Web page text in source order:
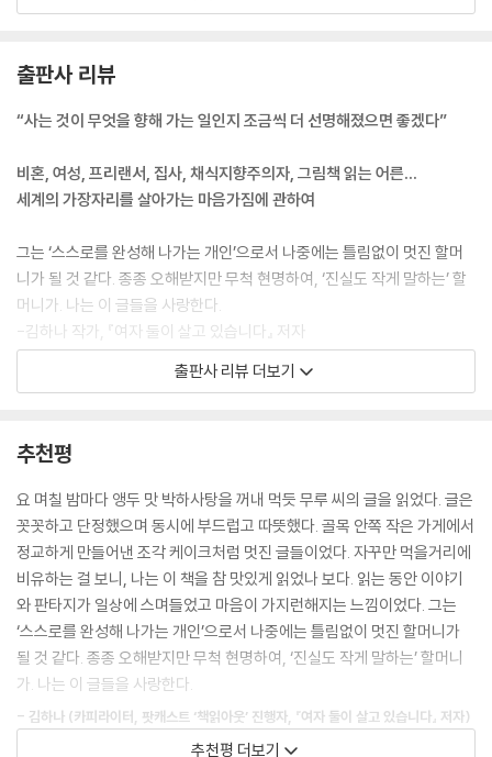
느 날의 내 손이었으면 하고 바라게 되는 손이기도 하다. 오래 품고 있던 생
---「프롤로그」중에서
수와 모험들 사이에서 생겨난다. 그 속에서 수많은 ‘선택의 가능성’들을 발
견하며 조금씩 자신을 완성해 나가게 될 것이다.
나는 스스로 고독하게 살기를 선택했다. 내 인생 대부분의 시간을 혼자서
조금 외롭게 보내고 있다. 외롭기 때문에 자유롭고 고요하며 느슨하게 흘
러가는 시간은 내가 원하는 방식으로 나를 지키고 채워준다. 그러나 동시
에 나는 세상과 연결된 사람으로 살아가고 싶다. 세상 속에서 내가 무엇이
되고 어떤 것을 해낼 수 있는지도 알고 싶다. (...) 혼자지만 더 넓은 지도를
가지고 살아가고 싶은 이 마음은 ‘지금도 좋지만 더 좋아지고 싶다’는 것이
---「실은 한 발짝도 나가고 싶지 않지만」중에서
심란해질 때 『프레드릭』을 생각하면 마음이 좋다. 서로 잠잠히 제 할 일을
하는 들쥐들의 자유로움이 좋다. 각자의 노력을 재지 않고 나누는 너른 마
음도, 시인이라고 인정해 주는 동료들에게 고맙다고 말하는 대신 “나도 알
아”라고 수줍게 얼굴을 붉히는 프레드릭의 자신감도 좋다. 다른 것을 배척
하지 않고, 낯선 것을 포용하고, 보이지 않는 것들 속에 어떤 소중하고 아름
다운 의미가 있을지도 모른다고 상상하는 마음이 좋다.
---「“넌 왜 일을 안 하니?”」중에서
나에게 사람 인人의 두 획은 넓게 벌린 발이다. 씩씩하게 걸어가는 한 사람
의 다리 말이다. 우리는 각자의 길을 걷다가 가끔은 누군가를 만나 함께 걷
출판사 리뷰
“사는 것이 무엇을 향해 가는 일인지 조금씩 더 선명해졌으면 좋겠다”
비혼, 여성, 프리랜서, 집사, 채식지향주의자, 그림책 읽는 어른…
세계의 가장자리를 살아가는 마음가짐에 관하여
그는 ‘스스로를 완성해 나가는 개인’으로서 나중에는 틀림없이 멋진 할머
니가 될 것 같다. 종종 오해받지만 무척 현명하여, ‘진실도 작게 말하는’ 할
머니가. 나는 이 글들을 사랑한다.
-김하나 작가, 『여자 둘이 살고 있습니다』 저자
그림책을 한아름 안은 무루 작가는 우리에게 자신이 겪은 고통과 슬픔과
-김영민 서울대 정치외교학부 교수, 『아침에는 죽음을 생각하는 것이 좋
다』 저자
모두가 정상으로 여기는 삶에서 비껴 나 현실보다는 이상을 사는 듯한 조
금 이상한 사람. 비혼 여성으로, 프리랜서로, 고양이의 집사로, 채식지향주
의자로, 그림책 읽는 어른으로 살아가는 저자 무루가 자신의 삶과 그림책
을 엮어 첫 에세이를 내놓았다. 그림책은 비교적 단순한 그림과 짧은 글이
만들어내는 작은 목소리로 삶 안팎에 크고 깊은 파장을 일으키곤 한다. ‘어
른들을 위한 그림책 읽기’의 안내자이기도 한 그는 한 권의 그림책을 읽는
마다 우리의 “세계가 한 칸씩 넓어진다”고 말이다. 이 책은 세계의 언저리
출판사 리뷰 더보기
추천평
요 며칠 밤마다 앵두 맛 박하사탕을 꺼내 먹듯 무루 씨의 글을 읽었다. 글은
꼿꼿하고 단정했으며 동시에 부드럽고 따뜻했다. 골목 안쪽 작은 가게에서
정교하게 만들어낸 조각 케이크처럼 멋진 글들이었다. 자꾸만 먹을거리에
비유하는 걸 보니, 나는 이 책을 참 맛있게 읽었나 보다. 읽는 동안 이야기
와 판타지가 일상에 스며들었고 마음이 가지런해지는 느낌이었다. 그는
‘스스로를 완성해 나가는 개인’으로서 나중에는 틀림없이 멋진 할머니가
될 것 같다. 종종 오해받지만 무척 현명하여, ‘진실도 작게 말하는’ 할머니
가. 나는 이 글들을 사랑한다.
- 김하나 (카피라이터, 팟캐스트 ‘책읽아웃’ 진행자, 『여자 둘이 살고 있습니다』 저자)
추천평 더보기